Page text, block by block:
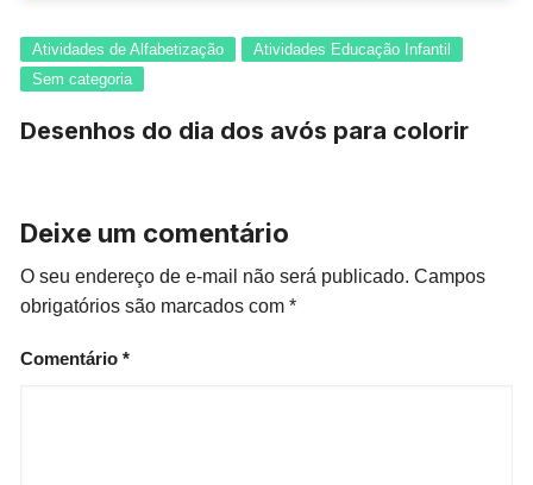
Atividades de Alfabetização
Atividades Educação Infantil
Sem categoria
Desenhos do dia dos avós para colorir
Deixe um comentário
O seu endereço de e-mail não será publicado. Campos
obrigatórios são marcados com*
Comentário*